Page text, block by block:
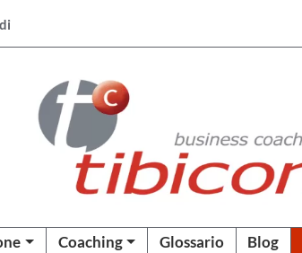
Coaching Glossario Blog